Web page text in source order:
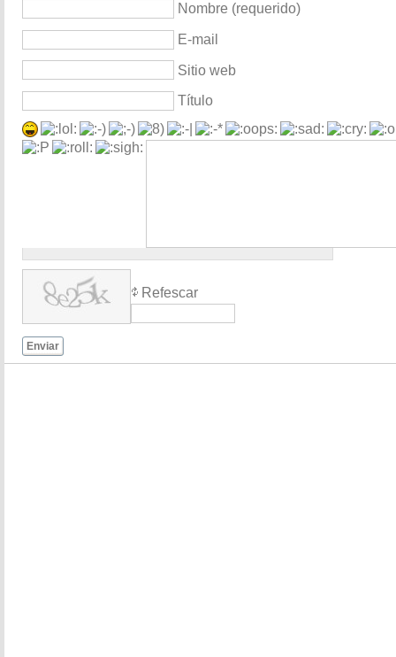
Nombre (requerido)
E-mail
Sitio web
Título
Refescar
Enviar